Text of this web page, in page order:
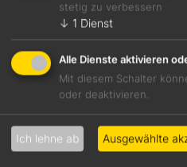
Foodpairing-Empfehlung
Weinart
Geschmack
stetig zu verbessern
↓ 1 Dienst
Alle Dienste aktivieren
Mit diesem Schalter
oder deaktivieren.
Ich lehne ab Ausgewählte